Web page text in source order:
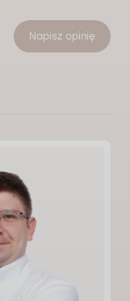
Napisz opinię